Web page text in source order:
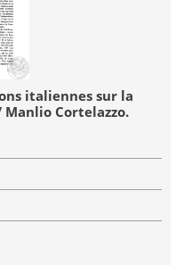
italiennes sur la
Grèce moderne (1939-1953) / Manlio Cortelazzo.